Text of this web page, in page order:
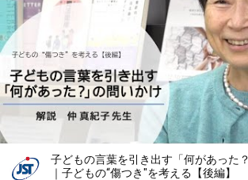
子どもの言葉を引き出す「何があった
｜子どもの“傷つき"を考える【後編】